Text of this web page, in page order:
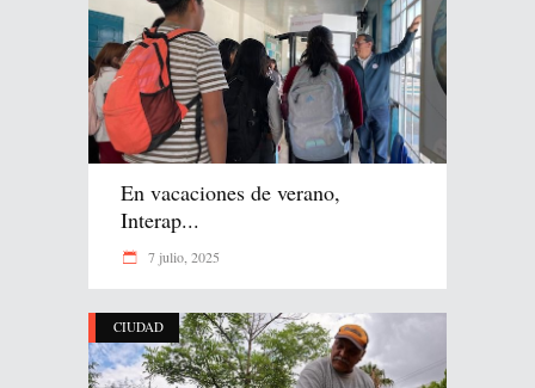
En vacaciones de verano,
Interap...
7 julio, 2025
CIUDAD